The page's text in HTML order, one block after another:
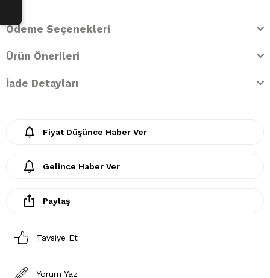
Ödeme Seçenekleri
Ürün Önerileri
İade Detayları
Fiyat Düşünce Haber Ver
Gelince Haber Ver
Paylaş
Tavsiye Et
Yorum Yaz